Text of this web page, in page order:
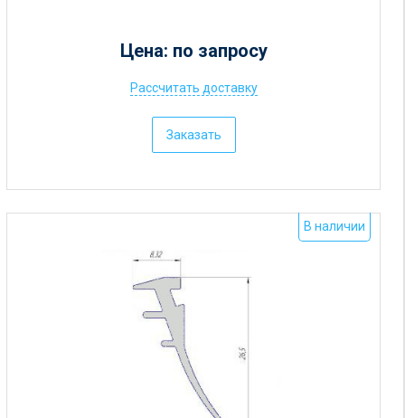
Цена: по запросу
Рассчитать доставку
Заказать
В наличии